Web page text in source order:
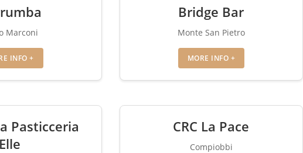
Marconi
INFO +
Bridge Bar
Monte San Pietro
MORE INFO +
Pasticceria
Elle
CRC La Pace
Compiobbi